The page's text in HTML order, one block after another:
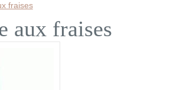
fraises
aux fraises